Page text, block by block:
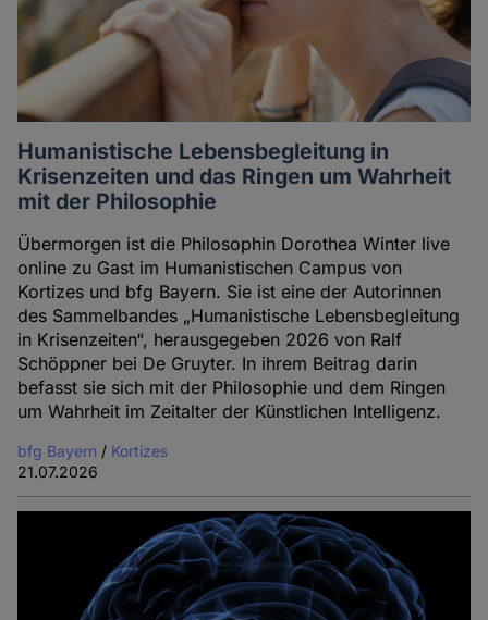
Humanistische Lebensbegleitung in
Krisenzeiten und das Ringen um Wahrheit
mit der Philosophie
Übermorgen ist die Philosophin Dorothea Winter live
online zu Gast im Humanistischen Campus von
Kortizes und bfg Bayern. Sie ist eine der Autorinnen
des Sammelbandes „Humanistische Lebensbegleitung
in Krisenzeiten“, herausgegeben 2026 von Ralf
Schöppner bei De Gruyter. In ihrem Beitrag darin
befasst sie sich mit der Philosophie und dem Ringen
um Wahrheit im Zeitalter der Künstlichen Intelligenz.
bfg Bayern / Kortizes
21.07.2026